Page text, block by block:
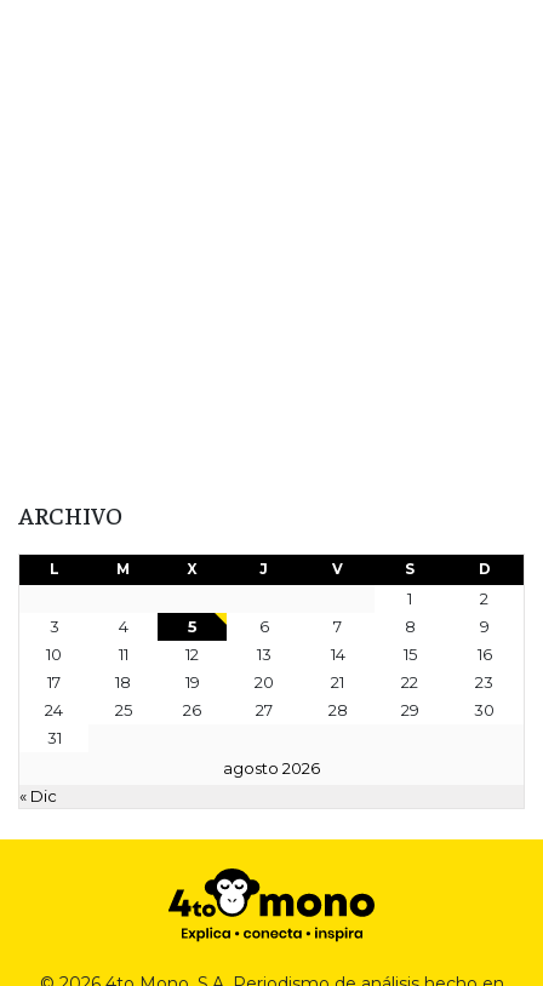
ARCHIVO
agosto 2026
L M X J V S D
1
2
3
4 5 6 7 8
9
10
11 12 13 14 15
16
17
18 19 20 21 22
23
24
25 26 27 28 29
30
31
« Dic